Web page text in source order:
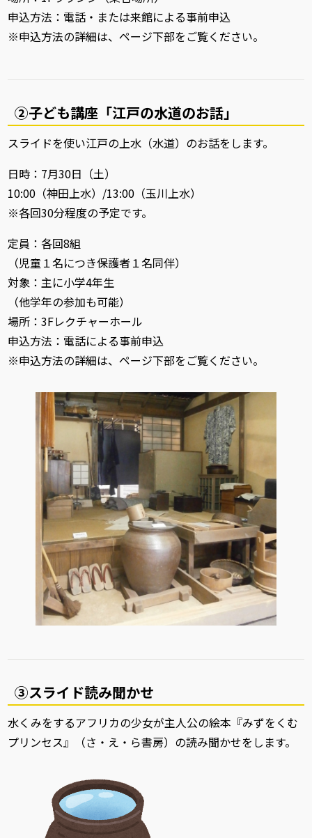
申込方法：電話・または来館による事前申込
※申込方法の詳細は、ページ下部をご覧ください。
②子ども講座「江戸の水道のお話」
スライドを使い江戸の上水（水道）のお話をします。
日時：7月30日（土）
10:00（神田上水）/13:00（玉川上水）
※各回30分程度の予定です。
定員：各回8組
（児童１名につき保護者１名同伴）
対象：主に小学4年生
（他学年の参加も可能）
場所：3Fレクチャーホール
申込方法：電話による事前申込
※申込方法の詳細は、ページ下部をご覧ください。
③スライド読み聞かせ
水くみをするアフリカの少女が主人公の絵本『みずをくむ
プリンセス』（さ・え・ら書房）の読み聞かせをします。